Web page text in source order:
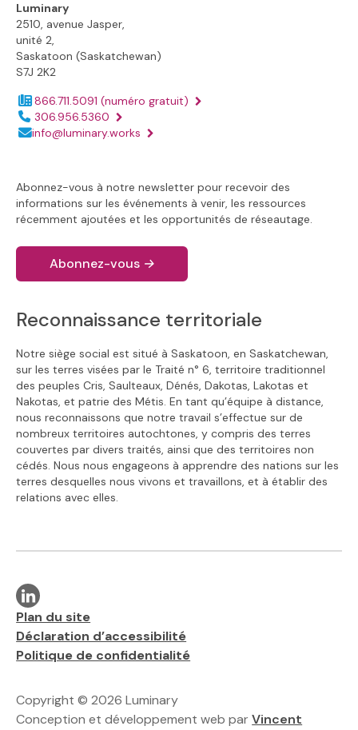
Luminary
2510, avenue Jasper,
unité 2,
Saskatoon (Saskatchewan)
S7J 2K2
866.711.5091 (numéro gratuit)
Numéro de téléphone :
306.956.5360
Adresse électronique :
info@luminary.works
Abonnez-vous à notre newsletter pour recevoir des
informations sur les événements à venir, les ressources
récemment ajoutées et les opportunités de réseautage.
Abonnez-vous →
Reconnaissance territoriale
Notre siège social est situé à Saskatoon, en Saskatchewan,
sur les terres visées par le Traité n° 6, territoire traditionnel
des peuples Cris, Saulteaux, Dénés, Dakotas, Lakotas et
Nakotas, et patrie des Métis. En tant qu’équipe à distance,
nous reconnaissons que notre travail s’effectue sur de
nombreux territoires autochtones, y compris des terres
couvertes par divers traités, ainsi que des territoires non
cédés. Nous nous engageons à apprendre des nations sur les
terres desquelles nous vivons et travaillons, et à établir des
relations avec elles.
Visit our linkedin page
Liens supplémentaires
Plan du site
Déclaration d’accessibilité
Politique de confidentialité
Copyright © 2026 Luminary
Conception et développement web parVincent